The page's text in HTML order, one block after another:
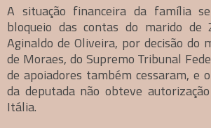
A situação financeira da família
bloqueio das contas do marido de
Aginaldo de Oliveira, por decisão do
de Moraes, do Supremo Tribunal
de apoiadores também cessaram, e
da deputada não obteve
Itália.